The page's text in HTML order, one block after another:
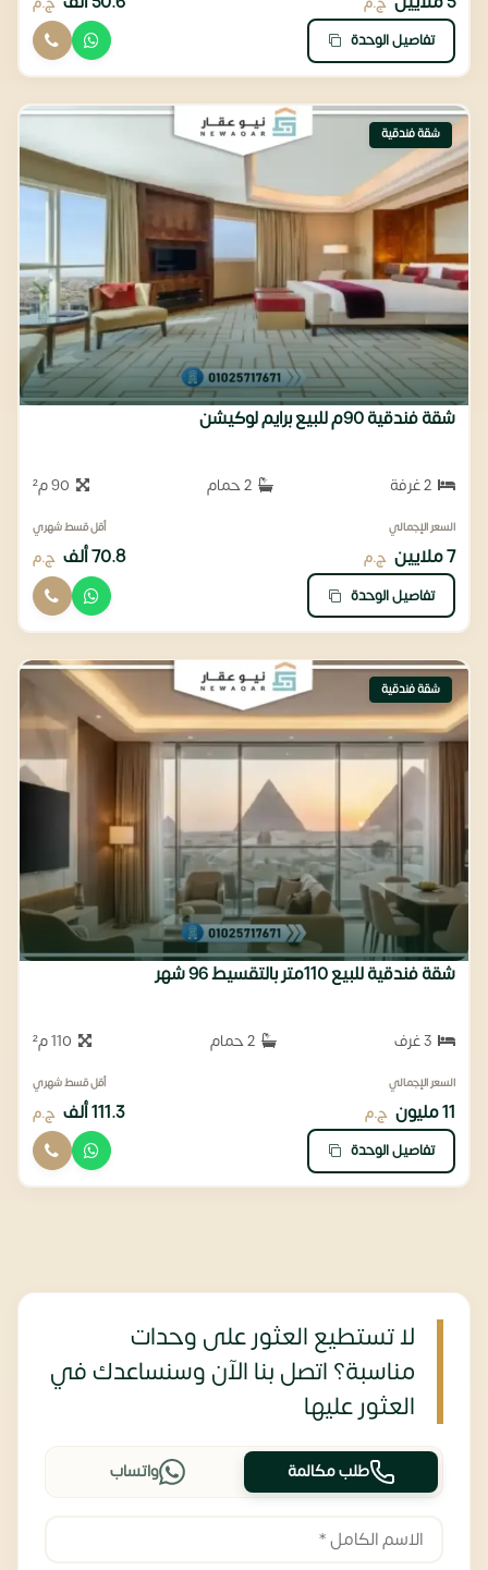
تفاصيل الوحدة
شقة فندقية
شقة فندقية 90م للبيع برايم لوكيشن
2 حمام
السعر الإجمالي
7 ملايين ج.م
أقل قسط شهري
70.8 ألف ج.م
تفاصيل الوحدة
شقة فندقية
شقة فندقية للبيع 110متر بالتقسيط 96 شهر
2 حمام
السعر الإجمالي
11 مليون ج.م
أقل قسط شهري
111.3 ألف ج.م
تفاصيل الوحدة
لا تستطيع العثور على وحدات
مناسبة؟ اتصل بنا الآن وسنساعدك في
العثور عليها
طلب مكالمة واتساب